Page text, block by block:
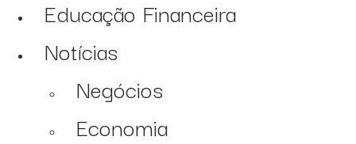
Educação Financeira
Notícias
Negócios
Economia